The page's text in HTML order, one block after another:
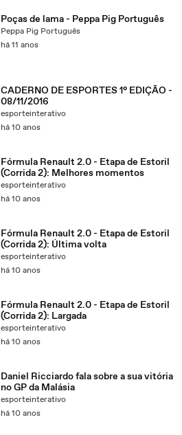
Poças de lama - Peppa Pig Português
Peppa Pig Português
há 11 anos
CADERNO DE ESPORTES 1° EDIÇÃO -
08/11/2016
esporteinterativo
há 10 anos
Fórmula Renault 2.0 - Etapa de Estoril
(Corrida 2): Melhores momentos
esporteinterativo
há 10 anos
Fórmula Renault 2.0 - Etapa de Estoril
(Corrida 2): Última volta
esporteinterativo
há 10 anos
Fórmula Renault 2.0 - Etapa de Estoril
(Corrida 2): Largada
esporteinterativo
há 10 anos
Daniel Ricciardo fala sobre a sua vitória
no GP da Malásia
esporteinterativo
há 10 anos